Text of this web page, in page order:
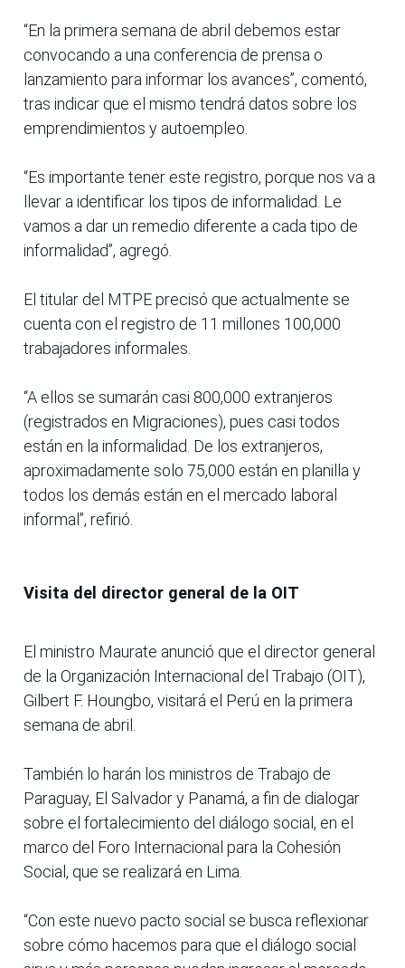
“En la primera semana de abril debemos estar
convocando a una conferencia de prensa o
lanzamiento para informar los avances”, comentó,
tras indicar que el mismo tendrá datos sobre los
emprendimientos y autoempleo.
“Es importante tener este registro, porque nos va a
llevar a identificar los tipos de informalidad. Le
vamos a dar un remedio diferente a cada tipo de
informalidad”, agregó.
El titular del MTPE precisó que actualmente se
cuenta con el registro de 11 millones 100,000
trabajadores informales.
“A ellos se sumarán casi 800,000 extranjeros
(registrados en Migraciones), pues casi todos
están en la informalidad. De los extranjeros,
aproximadamente solo 75,000 están en planilla y
todos los demás están en el mercado laboral
informal”, refirió.
Visita del director general de la OIT
El ministro Maurate anunció que el director general
de la Organización Internacional del Trabajo (OIT),
Gilbert F. Houngbo, visitará el Perú en la primera
semana de abril.
También lo harán los ministros de Trabajo de
Paraguay, El Salvador y Panamá, a fin de dialogar
sobre el fortalecimiento del diálogo social, en el
marco del Foro Internacional para la Cohesión
Social, que se realizará en Lima.
“Con este nuevo pacto social se busca reflexionar
sobre cómo hacemos para que el diálogo social